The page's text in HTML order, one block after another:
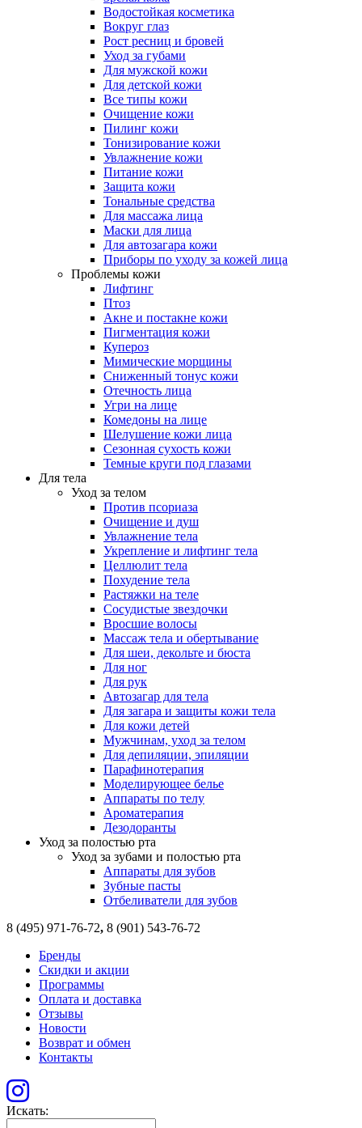
Водостойкая косметика
Вокруг глаз
Рост ресниц и бровей
Уход за губами
Для мужской кожи
Для детской кожи
Все типы кожи
Очищение кожи
Пилинг кожи
Тонизирование кожи
Увлажнение кожи
Питание кожи
Защита кожи
Тональные средства
Для массажа лица
Маски для лица
Для автозагара кожи
Приборы по уходу за кожей лица
Проблемы кожи
Лифтинг
Птоз
Акне и постакне кожи
Пигментация кожи
Купероз
Мимические морщины
Сниженный тонус кожи
Отечность лица
Угри на лице
Комедоны на лице
Шелушение кожи лица
Сезонная сухость кожи
Темные круги под глазами
Для тела
Уход за телом
Против псориаза
Очищение и душ
Увлажнение тела
Укрепление и лифтинг тела
Целлюлит тела
Похудение тела
Растяжки на теле
Сосудистые звездочки
Вросшие волосы
Массаж тела и обертывание
Для шеи, декольте и бюста
Для ног
Для рук
Автозагар для тела
Для загара и защиты кожи тела
Для кожи детей
Мужчинам, уход за телом
Для депиляции, эпиляции
Парафинотерапия
Моделирующее белье
Аппараты по телу
Ароматерапия
Дезодоранты
Уход за полостью рта
Уход за зубами и полостью рта
Аппараты для зубов
Зубные пасты
Отбеливатели для зубов
8 (495) 971-76-72, 8 (901) 543-76-72
Бренды
Скидки и акции
Программы
Оплата и доставка
Отзывы
Новости
Возврат и обмен
Контакты
Искать: